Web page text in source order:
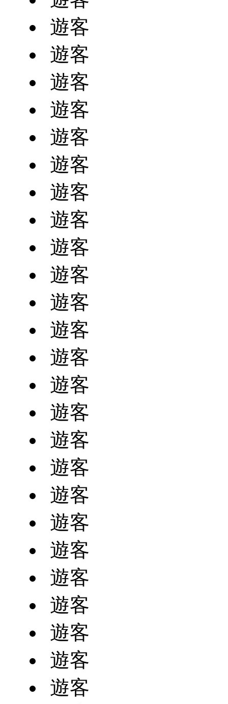
遊客
遊客
遊客
遊客
遊客
遊客
遊客
遊客
遊客
遊客
遊客
遊客
遊客
遊客
遊客
遊客
遊客
遊客
遊客
遊客
遊客
遊客
遊客
遊客
遊客